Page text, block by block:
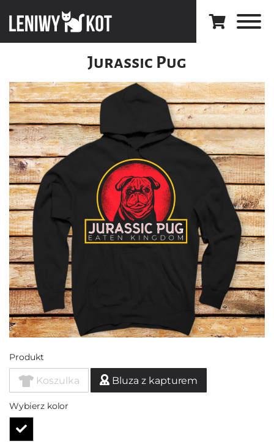
Jurassic Pug
Produkt
Koszulka Bluza z kapturem
Wybierz kolor